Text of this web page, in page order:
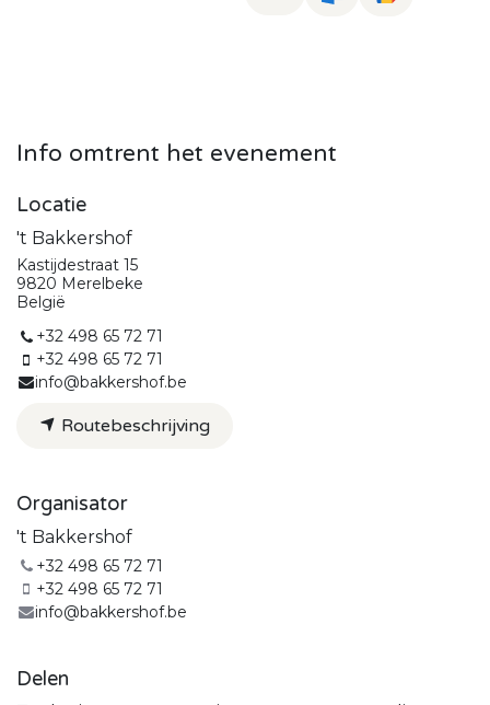
Info omtrent het evenement
Locatie
't Bakkershof
Kastijdestraat 15
9820 Merelbeke
België
+32 498 65 72 71
+32 498 65 72 71
info@bakkershof.be
Routebeschrijving
Organisator
't Bakkershof
+32 498 65 72 71
+32 498 65 72 71
info@bakkershof.be
Delen